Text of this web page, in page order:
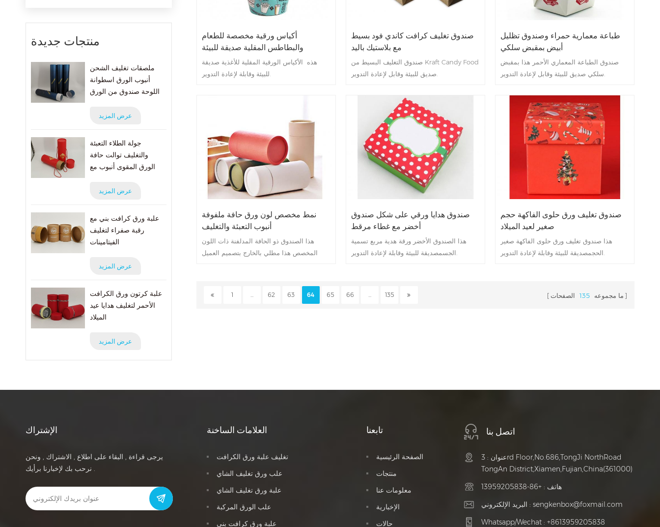
منتجات جديدة
ملصقات تغليف الشحن
أنبوب الورق اسطوانة
اللوحة صندوق من الورق
عرض المزيد
جولة الطلاء التعبئة
والتغليف توالت حافة
الورق المقوى أنبوب مع
عرض المزيد
علبة ورق كرافت بني مع
رقبة صفراء لتغليف
الفيتامينات
عرض المزيد
علبة كرتون ورق الكرافت
الأحمر لتغليف هدايا عيد
الميلاد
عرض المزيد
أكياس ورقية مخصصة للطعام
والبطاطس المقلية صديقة للبيئة
مطبوعة حسب الطلب
هذه الأكياس الورقية المقلية للأغذية صديقة
للبيئة وقابلة لإعادة التدوير.
صندوق تغليف كرافت كاندي فود بسيط
مع بلاستيك باليد
صندوق التغليف البسيط من Kraft Candy Food
صديق للبيئة وقابل لإعادة التدوير.
طباعة معمارية حمراء وصندوق تظليل
أبيض بمقبض سلكي
صندوق الطباعة المعماري الأحمر هذا بمقبض
سلكي صديق للبيئة وقابل لإعادة التدوير.
نمط مخصص لون ورق حافة ملفوفة
أنبوب التعبئة والتغليف
هذا الصندوق ذو الحافة المدلفنة ذات اللون
المخصص هذا مطلي بالخارج بتصميم العميل
صندوق هدايا ورقي على شكل صندوق
أخضر مع غطاء مرقط
هذا الصندوق الأخضر ورقة هدية مربع تسمية
صندوق تغليف ورق حلوى الفاكهة حجم
صغير لعيد الميلاد
هذا صندوق تغليف ورق حلوى الفاكهة صغير
1 62 63 64 65 66 135 ما مجموعه 135 الصفحات
الإشتراك
يرجى قراءة , البقاء على اطلاع , الاشتراك , ونحن
نرحب بك لإخبارنا برأيك .
اتصل بنا
عنوان : 3rd Floor,No.686,TongJi NorthRoad
TongAn District,Xiamen,Fujian,China(361000)
هاتف :+86-13959205838
البريد الإلكتروني : sengkenbox@foxmail.com
Whatsapp/Wechat : +8613959205838
العلامات الساخنة
تغليف علبة ورق الكرافت
علب ورق تغليف الشاي
علبة ورق تغليف الشاي
علب الورق المركبة
علبة ورق كرافت بني
تابعنا
الصفحة الرئيسية
منتجات
معلومات عنا
الإخبارية
حالات